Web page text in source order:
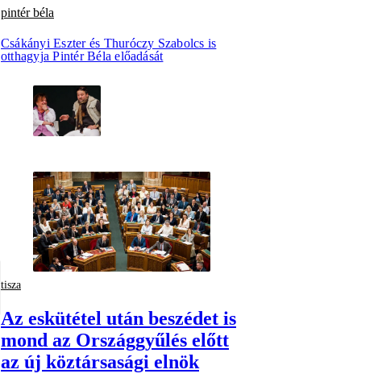
pintér béla
Csákányi Eszter és Thuróczy Szabolcs is
otthagyja Pintér Béla előadását
tisza
Az eskütétel után beszédet is
mond az Országgyűlés előtt
az új köztársasági elnök